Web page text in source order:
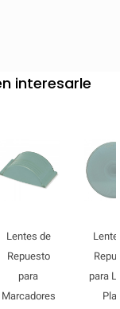
interesarle
Lentes de
Repuesto
para
Marcadores
para